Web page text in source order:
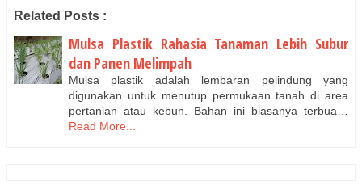
Related Posts :
Mulsa Plastik Rahasia Tanaman Lebih Subur
dan Panen Melimpah
Mulsa plastik adalah lembaran pelindung yang
digunakan untuk menutup permukaan tanah di area
pertanian atau kebun. Bahan ini biasanya terbua…
Read More...